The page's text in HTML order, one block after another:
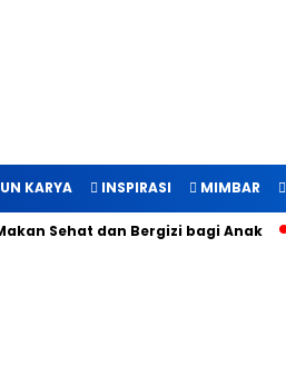
KARYA INSPIRASI MIMBAR
Sehat dan Bergizi bagi Anak